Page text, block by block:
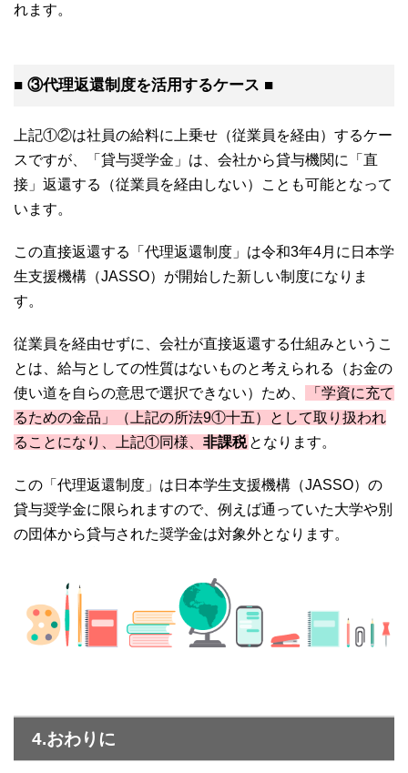
れます。
■ ③代理返還制度を活用するケース ■
上記①②は社員の給料に上乗せ（従業員を経由）するケー
スですが、「貸与奨学金」は、会社から貸与機関に「直
接」返還する（従業員を経由しない）ことも可能となって
います。
この直接返還する「代理返還制度」は令和3年4月に日本学
生支援機構（JASSO）が開始した新しい制度になりま
す。
従業員を経由せずに、会社が直接返還する仕組みというこ
とは、給与としての性質はないものと考えられる（お金の
使い道を自らの意思で選択できない）ため、
「学資に充て
るための金品」（上記の所法9①十五）として取り扱われ
ることになり、上記①同様、 非課税 となります。
この「代理返還制度」は日本学生支援機構（JASSO）の
貸与奨学金に限られますので、例えば通っていた大学や別
の団体から貸与された奨学金は対象外となります。
4.おわりに